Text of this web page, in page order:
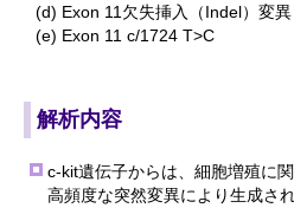
(d) Exon 11欠失挿入（Indel）変異
(e) Exon 11 c/1724 T>C
解析内容
c-kit遺伝子からは、細胞増殖に
高頻度な突然変異により生成さ